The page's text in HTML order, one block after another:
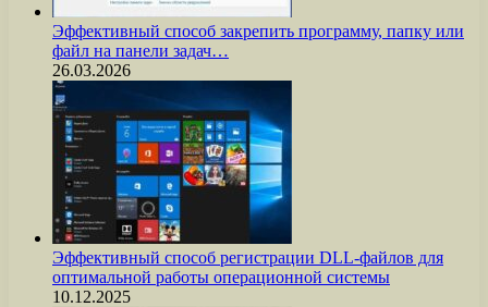
Эффективный способ закрепить программу, папку или
файл на панели задач…
26.03.2026
Эффективный способ регистрации DLL-файлов для
оптимальной работы операционной системы
10.12.2025